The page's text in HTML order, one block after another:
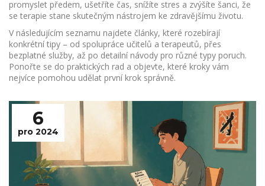
promyslet předem, ušetříte čas, snížíte stres a zvýšíte šanci, že
se terapie stane skutečným nástrojem ke zdravějšímu životu.
V následujícím seznamu najdete články, které rozebírají
konkrétní tipy – od spolupráce učitelů a terapeutů, přes
bezplatné služby, až po detailní návody pro různé typy poruch.
Ponořte se do praktických rad a objevte, které kroky vám
nejvíce pomohou udělat první krok správně.
6
pro 2024